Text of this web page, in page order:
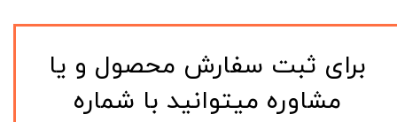
​برای ثبت سفارش محصول و یا
مشاوره میتوانید با شماره